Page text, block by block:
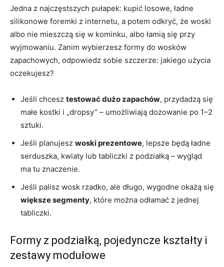
Jedna z najczęstszych pułapek: kupić losowe, ładne
silikonowe foremki z internetu, a potem odkryć, że woski
albo nie mieszczą się w kominku, albo łamią się przy
wyjmowaniu. Zanim wybierzesz formy do wosków
zapachowych, odpowiedz sobie szczerze: jakiego użycia
oczekujesz?
Jeśli chcesz testować dużo zapachów, przydadzą się
małe kostki i „dropsy” – umożliwiają dozowanie po 1–2
sztuki.
Jeśli planujesz woski prezentowe, lepsze będą ładne
serduszka, kwiaty lub tabliczki z podziałką – wygląd
ma tu znaczenie.
Jeśli palisz wosk rzadko, ale długo, wygodne okażą się
większe segmenty, które można odłamać z jednej
tabliczki.
Formy z podziałką, pojedyncze kształty i
zestawy modułowe